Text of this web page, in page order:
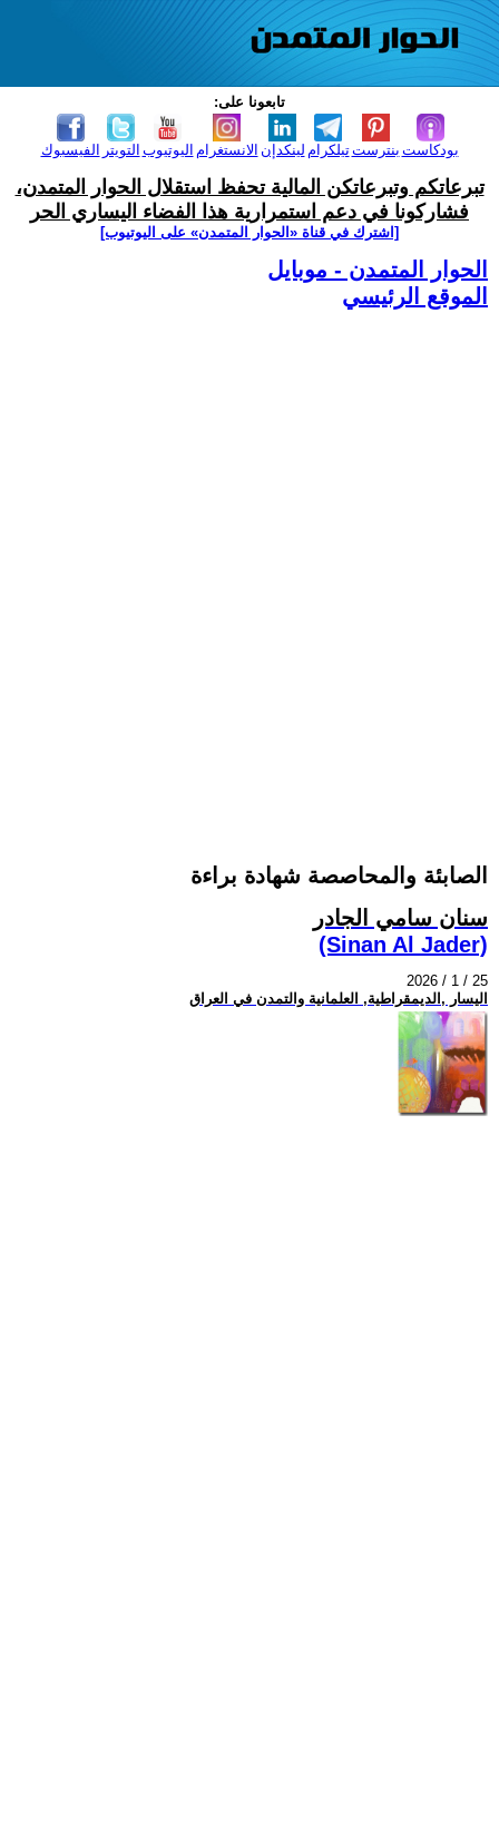
تابعونا على:
الفيسبوك التويتر اليوتيوب الانستغرام لينكدإن تيلكرامبنترست بودكاست
تبرعاتكم وتبرعاتكن المالية تحفظ استقلال الحوار المتمدن،
فشاركونا في دعم استمرارية هذا الفضاء اليساري الحر
[اشترك في قناة ‫«الحوار المتمدن» على اليوتيوب]
الحوار المتمدن - موبايل
الموقع الرئيسي
الصابئة والمحاصصة شهادة براءة
سنان سامي الجادر
(Sinan Al Jader)
2026 / 1 / 25
اليسار ,الديمقراطية, العلمانية والتمدن في العراق